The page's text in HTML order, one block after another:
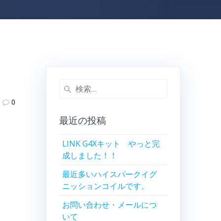
0
検
最近の投稿
LINK G4Xキット やっと完
成しました！！
最近多いハイスパークイグ
ニッションコイルです。
お問い合わせ・メールにつ
いて